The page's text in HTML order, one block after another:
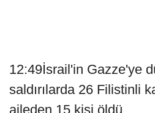
12:49İsrail'in Gazze'ye
saldırılarda 26 Filistinli
aileden 15 kişi öldü